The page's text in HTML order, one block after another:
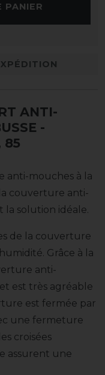
PANIER
ANTI-
-
85
anti-mouches à la
couverture anti-
la solution idéale.
de la couverture
Grâce à la
anti-
est très agréable
est fermée par
une fermeture
croisées
assurent une